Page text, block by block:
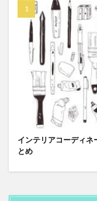
インテリアコーディネ
とめ